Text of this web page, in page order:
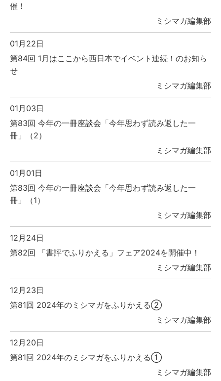
催！
ミシマガ編集部
01月22日
第84回 1月はここから西日本でイベント連続！のお知ら
せ
ミシマガ編集部
01月03日
第83回 今年の一冊座談会「今年思わず読み返した一
冊」（2）
ミシマガ編集部
01月01日
第83回 今年の一冊座談会「今年思わず読み返した一
冊」（1）
ミシマガ編集部
12月24日
第82回 「書評でふりかえる」フェア2024を開催中！
ミシマガ編集部
12月23日
第81回 2024年のミシマガをふりかえる②
ミシマガ編集部
12月20日
第81回 2024年のミシマガをふりかえる①
ミシマガ編集部